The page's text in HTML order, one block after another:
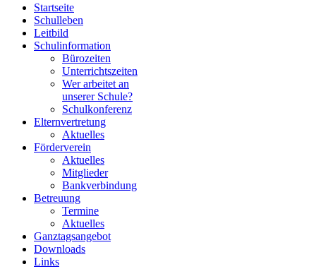
Startseite
Schulleben
Leitbild
Schulinformation
Bürozeiten
Unterrichtszeiten
Wer arbeitet an
unserer Schule?
Schulkonferenz
Elternvertretung
Aktuelles
Förderverein
Aktuelles
Mitglieder
Bankverbindung
Betreuung
Termine
Aktuelles
Ganztagsangebot
Downloads
Links